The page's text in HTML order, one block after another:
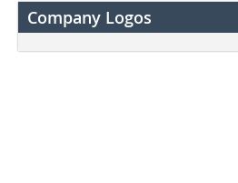
Company Logos